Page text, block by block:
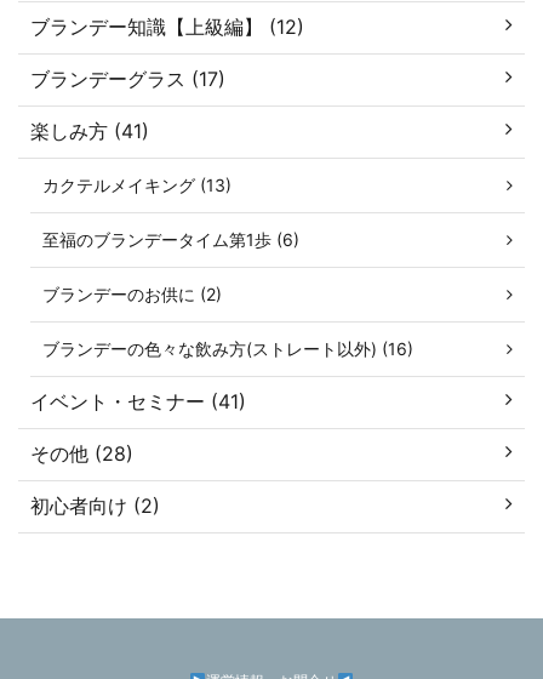
ブランデー知識【上級編】 (12)
ブランデーグラス (17)
楽しみ方 (41)
カクテルメイキング (13)
至福のブランデータイム第1歩 (6)
ブランデーのお供に (2)
ブランデーの色々な飲み方(ストレート以外) (16)
イベント・セミナー (41)
その他 (28)
初心者向け (2)